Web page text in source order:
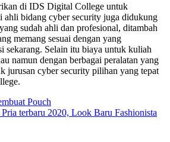
di IDS Digital College untuk
ahli bidang cyber security juga didukung
sudah ahli dan profesional, ditambah
memang sesuai dengan yang
sekarang. Selain itu biaya untuk kuliah
namun dengan berbagai peralatan yang
jurusan cyber security pilihan yang tepat
Pouch
terbaru 2020, Look Baru Fashionista